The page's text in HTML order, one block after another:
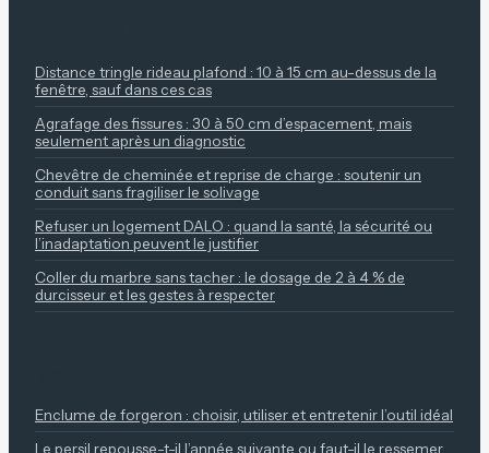
Distance tringle rideau plafond : 10 à 15 cm au-dessus de la
fenêtre, sauf dans ces cas
Agrafage des fissures : 30 à 50 cm d’espacement, mais
seulement après un diagnostic
Chevêtre de cheminée et reprise de charge : soutenir un
conduit sans fragiliser le solivage
Refuser un logement DALO : quand la santé, la sécurité ou
l’inadaptation peuvent le justifier
Coller du marbre sans tacher : le dosage de 2 à 4 % de
durcisseur et les gestes à respecter
Enclume de forgeron : choisir, utiliser et entretenir l’outil idéal
Le persil repousse-t-il l’année suivante ou faut-il le ressemer